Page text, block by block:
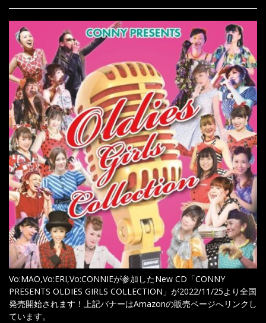
Vo:MAO,Vo:ERI,Vo:CONNIEが参加したNew CD「CONNY
PRESENTS OLDIES GIRLS COLLECTION」が2022/11/25より全国
発売開始されます！上記バナーはAmazonの販売ページへリンクし
ています。